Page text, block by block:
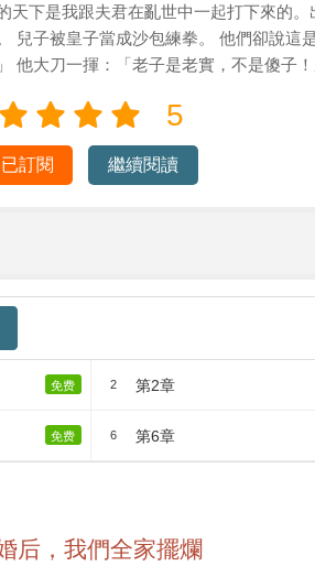
天下是我跟夫君在亂世中一起打下來的
兒子被皇子當成沙包練拳。 他們卻說
他大刀一揮：「老子是老實，不是傻子
5
已訂閱 繼續閱讀
免费 2 第2章
免费 6 第6章
后，我們全家擺爛